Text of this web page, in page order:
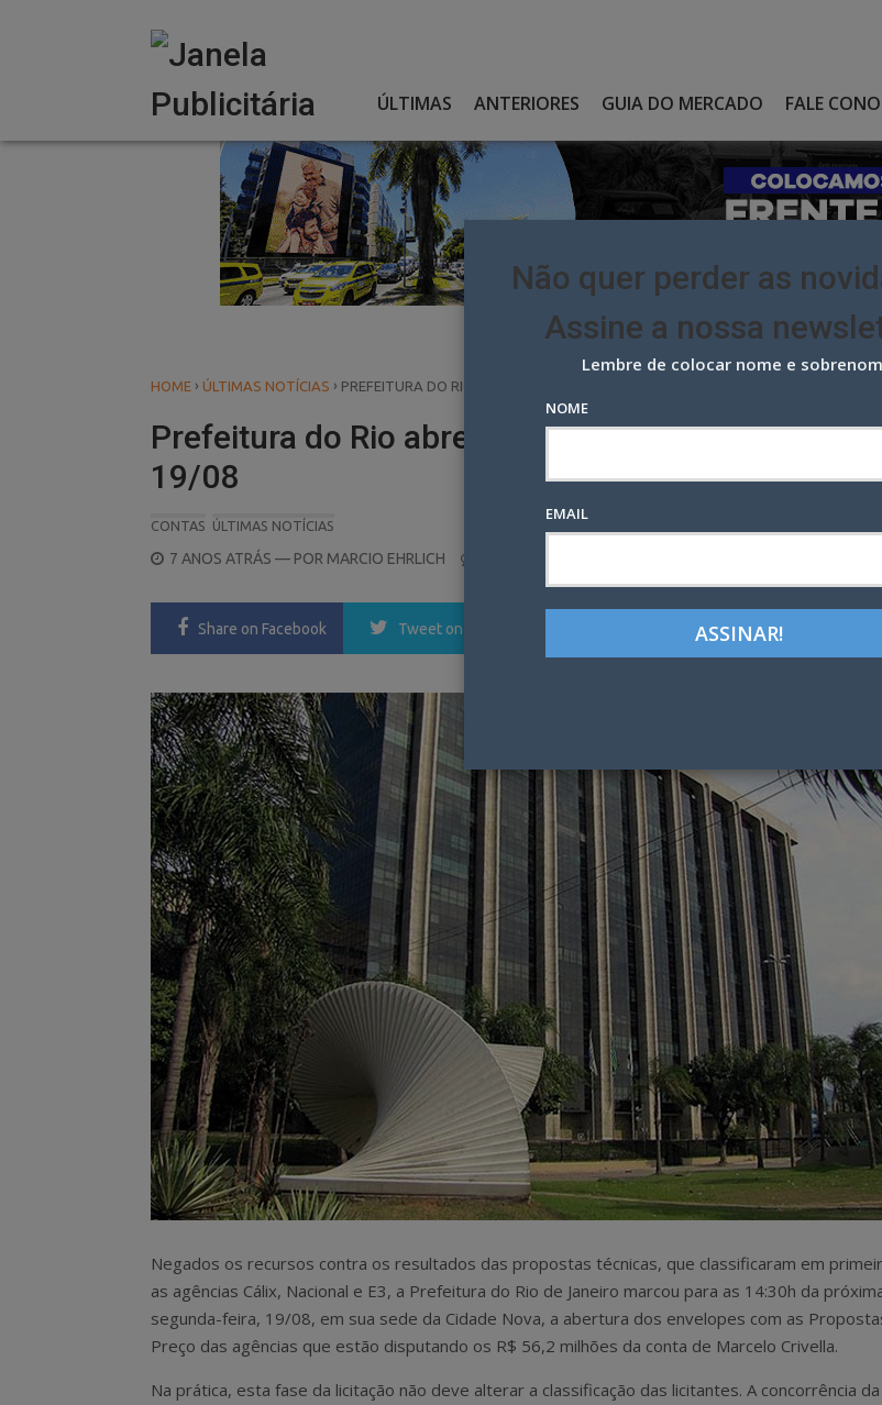
ÚLTIMAS ANTERIORES GUIA DO MERCADO FALE
HOME › ÚLTIMAS NOTÍCIAS › PREFEITURA DO RIO ABRE PROPOSTAS DE PREÇO NA SEGUNDA, 19/08
Prefeitura do Rio abre Propostas de Preço na
19/08
CONTAS ÚLTIMAS NOTÍCIAS
POSTED
7 ANOS ATRÁS — POR MARCIO EHRLICH
Share on Facebook Tweet on Twitter LinkedIn Pinterest
Negados os recursos contra os resultados das propostas técnicas, que classificaram em
as agências Cálix, Nacional e E3, a Prefeitura do Rio de Janeiro marcou para as 14:30h da
segunda-feira, 19/08, em sua sede da Cidade Nova, a abertura dos envelopes com as
Preço das agências que estão disputando os R$ 56,2 milhões da conta de Marcelo Crivella.
Na prática, esta fase da licitação não deve alterar a classificação das licitantes. A concorrência da
Não quer perder as
Assine a nossa
Lembre de colocar nome e
NOME
EMAIL